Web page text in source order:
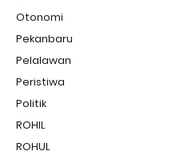
Otonomi
Pekanbaru
Pelalawan
Peristiwa
Politik
ROHIL
ROHUL